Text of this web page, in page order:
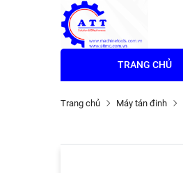
TRANG CHỦ
Trang chủ Máy tán đinh